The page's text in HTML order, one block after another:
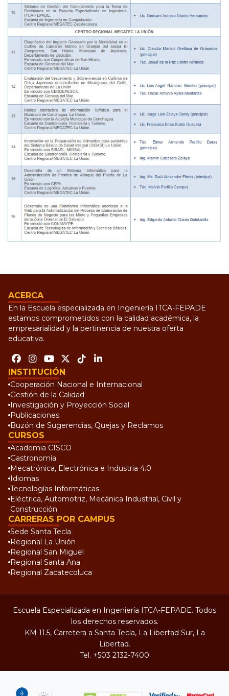
ACERCA
En la Escuela especializada en Ingeniería ITCA-FEPADE
estamos comprometidos con la calidad académica, la
empresarialidad y la pertinencia de nuestra oferta
educativa.
INSTITUCIÓN
Cooperación Nacional e Internacional
Gestión de la Calidad
Investigación y Proyección Social
Publicaciones
Buzón de Sugerencias, Quejas y Reclamos
CURSOS
Academia CISCO
Gastronomía
Mecatrónica, Electrónica e Industria 4.0
Idiomas
Tecnologías Informáticas
Eléctrica, Automotriz, Mecánica Industrial, Civil y
Construcción
CARRERAS POR CAMPUS
Sede Santa Tecla
Regional La Unión
Regional San Miguel
Regional Santa Ana
Regional Zacatecoluca
Escuela Especializada en Ingeniería ITCA-FEPADE. Todos
los derechos reservados.
KM 11.5, Carretera a Santa Tecla, La Libertad Sur, La
Libertad.
Tel. +503 2132-7400